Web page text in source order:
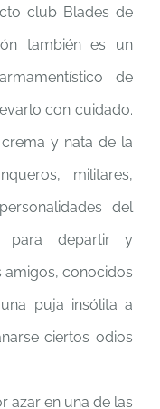
club Blades de
también es un
de
con cuidado.
y nata de la
militares,
del
para departir y
amigos, conocidos
puja insólita a
ciertos odios
azar en una de las